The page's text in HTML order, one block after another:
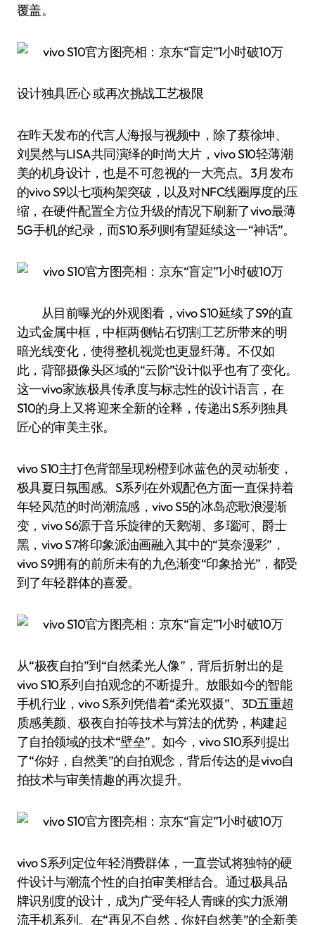
覆盖。
设计独具匠心 或再次挑战工艺极限
在昨天发布的代言人海报与视频中，除了蔡徐坤、
刘昊然与LISA共同演绎的时尚大片，vivo S10轻薄潮
美的机身设计，也是不可忽视的一大亮点。3月发布
的vivo S9以七项构架突破，以及对NFC线圈厚度的压
缩，在硬件配置全方位升级的情况下刷新了vivo最薄
5G手机的纪录，而S10系列则有望延续这一“神话”。
从目前曝光的外观图看，vivo S10延续了S9的直
边式金属中框，中框两侧钻石切割工艺所带来的明
暗光线变化，使得整机视觉也更显纤薄。不仅如
此，背部摄像头区域的“云阶”设计似乎也有了变化。
这一vivo家族极具传承度与标志性的设计语言，在
S10的身上又将迎来全新的诠释，传递出S系列独具
匠心的审美主张。
vivo S10主打色背部呈现粉橙到冰蓝色的灵动渐变，
极具夏日氛围感。S系列在外观配色方面一直保持着
年轻风范的时尚潮流感，vivo S5的冰岛恋歌浪漫渐
变，vivo S6源于音乐旋律的天鹅湖、多瑙河、爵士
黑，vivo S7将印象派油画融入其中的“莫奈漫彩”，
vivo S9拥有的前所未有的九色渐变“印象拾光”，都受
到了年轻群体的喜爱。
从“极夜自拍”到“自然柔光人像”，背后折射出的是
vivo S10系列自拍观念的不断提升。放眼如今的智能
手机行业，vivo S系列凭借着“柔光双摄”、3D五重超
质感美颜、极夜自拍等技术与算法的优势，构建起
了自拍领域的技术“壁垒”。如今，vivo S10系列提出
了“你好，自然美”的自拍观念，背后传达的是vivo自
拍技术与审美情趣的再次提升。
vivo S系列定位年轻消费群体，一直尝试将独特的硬
件设计与潮流个性的自拍审美相结合。通过极具品
牌识别度的设计，成为广受年轻人青睐的实力派潮
流手机系列。在“再见不自然，你好自然美”的全新美